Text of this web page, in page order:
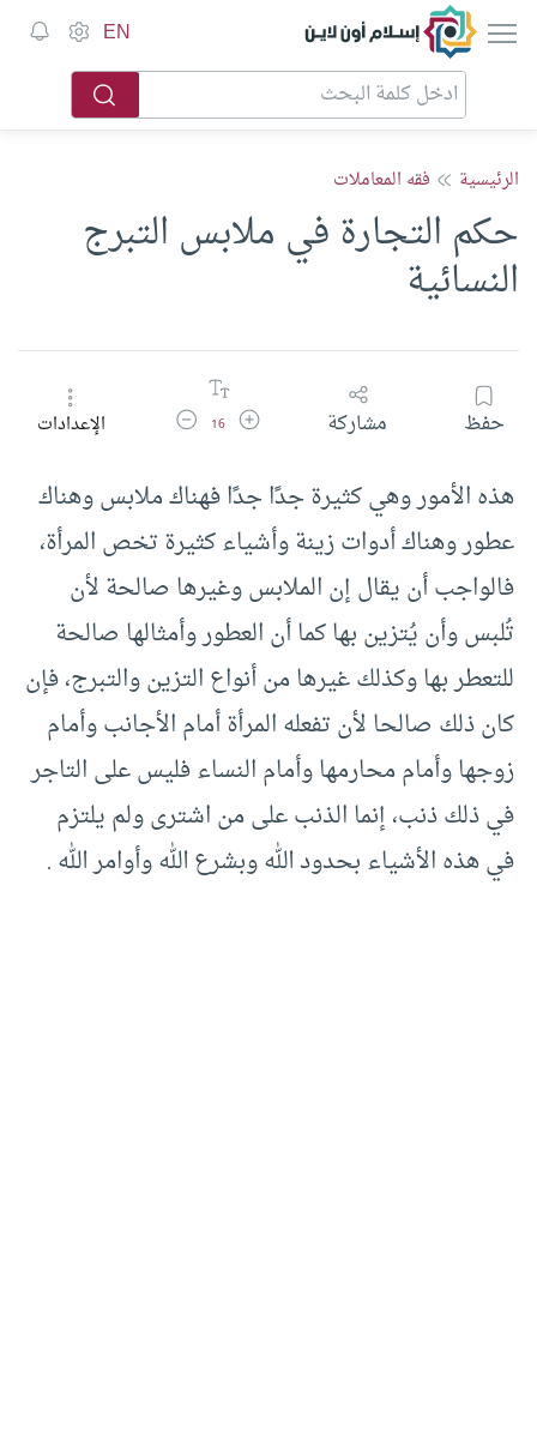
إسلام أون لاين EN
الرئيسية فقه المعاملات
حكم التجارة في ملابس التبرج
النسائية
حفظ مشاركة زيادة حجم الخط
16 تقليل حجم الخطالإعدادات
هذه الأمور وهي كثيرة جدًا جدًا فهناك ملابس وهناك
عطور وهناك أدوات زينة وأشياء كثيرة تخص المرأة،
فالواجب أن يقال إن الملابس وغيرها صالحة لأن
تُلبس وأن يُتزين بها كما أن العطور وأمثالها صالحة
للتعطر بها وكذلك غيرها من أنواع التزين والتبرج، فإن
كان ذلك صالحا لأن تفعله المرأة أمام الأجانب وأمام
زوجها وأمام محارمها وأمام النساء فليس على التاجر
في ذلك ذنب، إنما الذنب على من اشترى ولم يلتزم
في هذه الأشياء بحدود الله وبشرع الله وأوامر الله .